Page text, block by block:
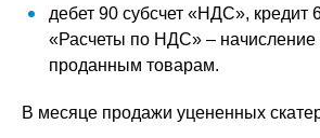
дебет 90 субсчет «НДС», кредит
«Расчеты по НДС» –
проданным товарам.
В месяце продажи уцененных